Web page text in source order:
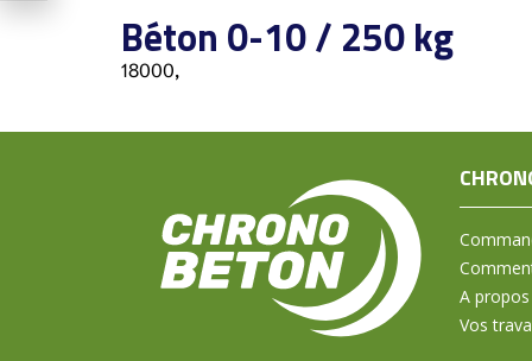
Béton 0-10 / 250 kg
18000,
A propos
Vos